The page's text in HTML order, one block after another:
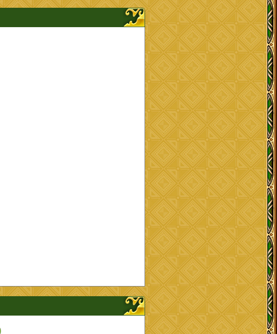
アイコン / ラインナップを開く、閉じる